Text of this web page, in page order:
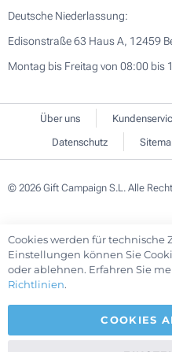
Deutsche Niederlassung:
Edisonstraße 63 Haus A, 12459
Montag bis Freitag von 08:00 bis
Über uns
Datenschutz
© 2026 Gift Campaign S.L. Alle
Cookies werden für technische
Einstellungen können Sie
oder ablehnen. Erfahren Sie
Richtlinien.
COOKIES